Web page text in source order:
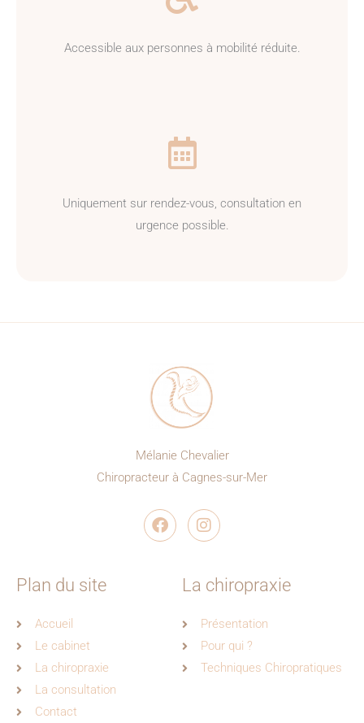
Accessible aux personnes à mobilité réduite.
Uniquement sur rendez-vous, consultation en
urgence possible.
Mélanie Chevalier
Chiropracteur à Cagnes-sur-Mer
a
c
n
s
g
r
a
m
Plan du site
Accueil
Le cabinet
La chiropraxie
La consultation
Contact
La chiropraxie
Présentation
Pour qui ?
Techniques Chiropratiques